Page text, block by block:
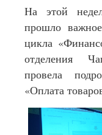
На этой
прошло
цикла
отделения
провела
«Оплата